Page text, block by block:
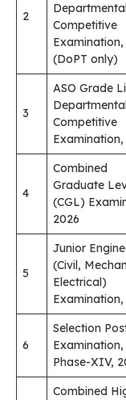
2
Competitive
Examination,
(DoPT only)
3
ASO Grade
Competitive
Examination,
4
Combined
Graduate
(CGL)
2026
5
Junior
(Civil,
Electrical)
Examination,
6
Selection
Examination,
Phase-XIV,
Combined